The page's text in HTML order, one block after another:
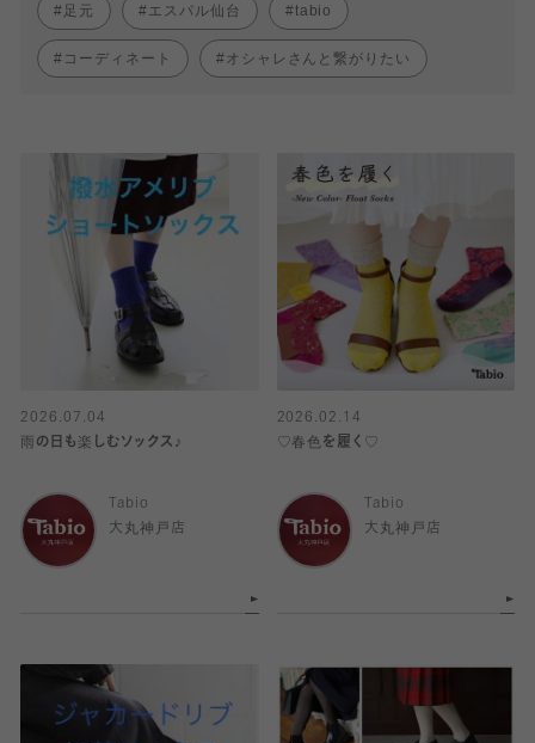
足元 エスパル仙台 tabio
コーディネート オシャレさんと繋がりたい
2026.07.04
雨の日も楽しむソックス♪
Tabio
大丸神戸店
2026.02.14
♡春色を履く♡
Tabio
大丸神戸店